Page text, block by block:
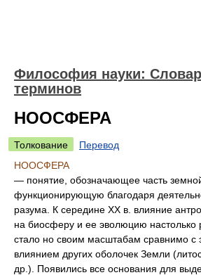
Философия науки:
терминов
НООСФЕРА
Толкование
Перевод
НООСФЕРА
— понятие, обозначающее часть
функционирующую благодаря
разума. К середине XX в. влияние
на биосферу и ее эволюцию настолько
стало но своим масштабам сравнимо с
влиянием других оболочек Земли
др.). Появились все основания для